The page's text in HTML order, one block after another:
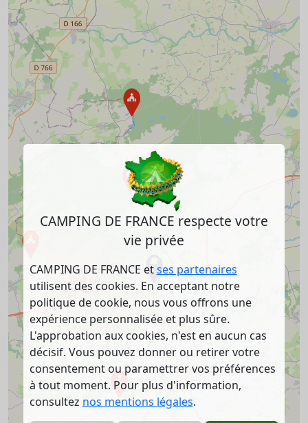
CAMPING DE FRANCE respecte votre
vie privée
CAMPING DE FRANCE etses partenaires
utilisent des cookies. En acceptant notre
politique de cookie, nous vous offrons une
expérience personnalisée et plus sûre.
L'approbation aux cookies, n'est en aucun cas
décisif. Vous pouvez donner ou retirer votre
consentement ou paramettrer vos préférences
à tout moment. Pour plus d'information,
consultez nos mentions légales.